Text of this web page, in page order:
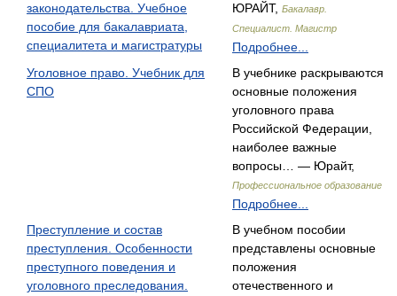
законодательства. Учебное
пособие для бакалавриата,
специалитета и магистратуры
ЮРАЙТ, Бакалавр.
Специалист. Магистр
Подробнее...
Уголовное право. Учебник для
СПО
В учебнике раскрываются
основные положения
уголовного права
Российской Федерации,
наиболее важные
вопросы… — Юрайт,
Профессиональное образование
Подробнее...
Преступление и состав
преступления. Особенности
преступного поведения и
уголовного преследования.
В учебном пособии
представлены основные
положения
отечественного и